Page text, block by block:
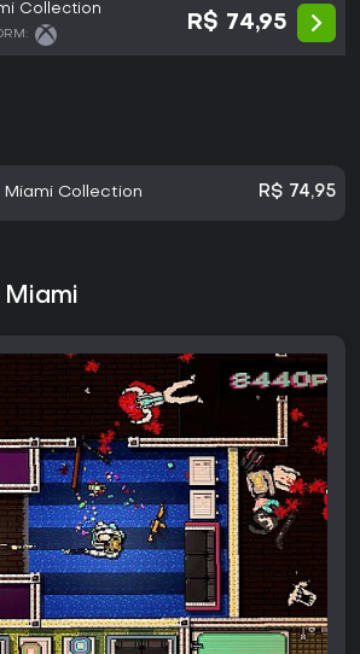
Collection
R$ 74,95
Miami Collection R$ 74,95